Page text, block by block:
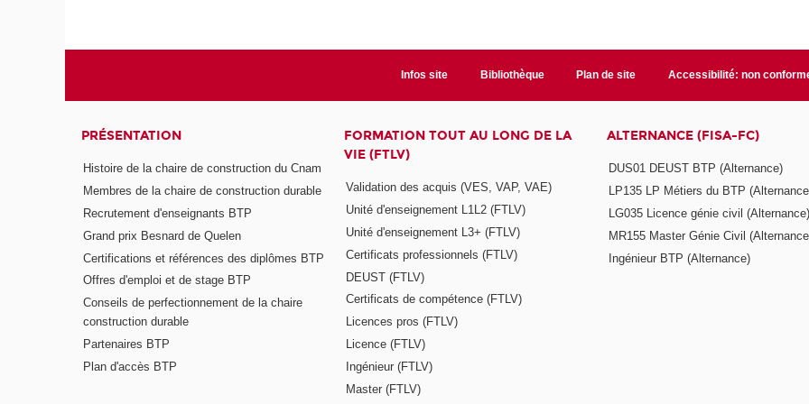
Infos site Bibliothèque Plan de site Accessibilité: non
PRÉSENTATION
Histoire de la chaire de construction du Cnam
Membres de la chaire de construction durable
Recrutement d'enseignants BTP
Grand prix Besnard de Quelen
Certifications et références des diplômes BTP
Offres d'emploi et de stage BTP
Conseils de perfectionnement de la chaire
construction durable
Partenaires BTP
Plan d'accès BTP
FORMATION TOUT AU LONG DE LA
VIE (FTLV)
Validation des acquis (VES, VAP, VAE)
Unité d'enseignement L1L2 (FTLV)
Unité d'enseignement L3+ (FTLV)
Certificats professionnels (FTLV)
DEUST (FTLV)
Certificats de compétence (FTLV)
Licences pros (FTLV)
Licence (FTLV)
Ingénieur (FTLV)
Master (FTLV)
ALTERNANCE (FISA-FC)
DUS01 DEUST BTP (Alternance)
LP135 LP Métiers du BTP
LG035 Licence génie civil (Alternance)
MR155 Master Génie Civil
Ingénieur BTP (Alternance)